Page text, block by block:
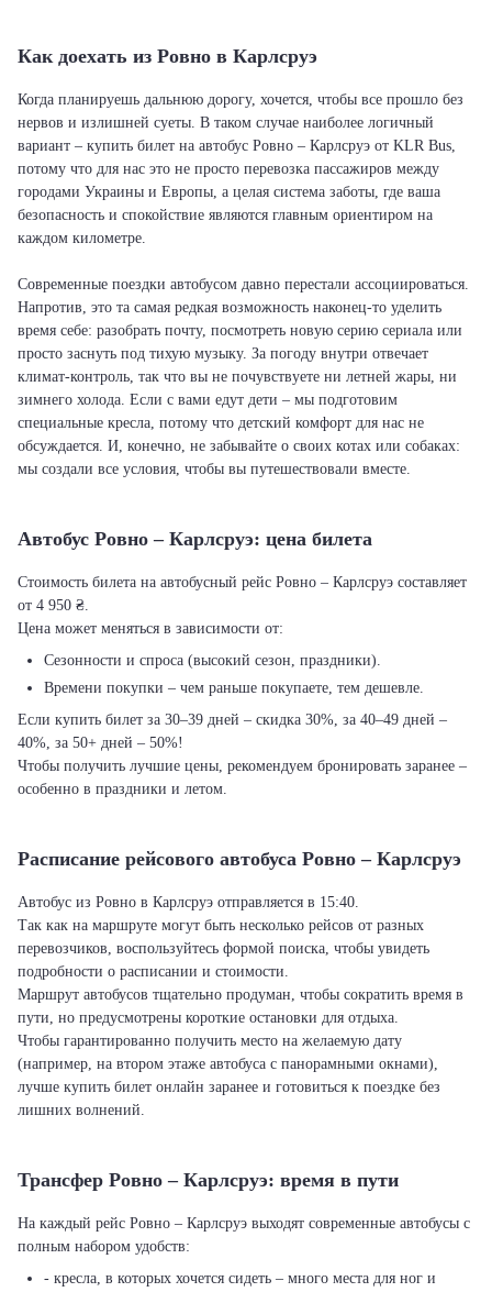
Как доехать из Ровно в Карлсруэ
Когда планируешь дальнюю дорогу, хочется, чтобы все прошло без
нервов и излишней суеты. В таком случае наиболее логичный
вариант – купить билет на автобус Ровно – Карлсруэ от KLR Bus,
потому что для нас это не просто перевозка пассажиров между
городами Украины и Европы, а целая система заботы, где ваша
безопасность и спокойствие являются главным ориентиром на
каждом километре.
Современные поездки автобусом давно перестали ассоциироваться.
Напротив, это та самая редкая возможность наконец-то уделить
время себе: разобрать почту, посмотреть новую серию сериала или
просто заснуть под тихую музыку. За погоду внутри отвечает
климат-контроль, так что вы не почувствуете ни летней жары, ни
зимнего холода. Если с вами едут дети – мы подготовим
специальные кресла, потому что детский комфорт для нас не
обсуждается. И, конечно, не забывайте о своих котах или собаках:
мы создали все условия, чтобы вы путешествовали вместе.
Автобус Ровно – Карлсруэ: цена билета
Стоимость билета на автобусный рейс Ровно – Карлсруэ составляет
от 4 950 ₴.
Цена может меняться в зависимости от:
Сезонности и спроса (высокий сезон, праздники).
Времени покупки – чем раньше покупаете, тем дешевле.
Если купить билет за 30–39 дней – скидка 30%, за 40–49 дней –
40%, за 50+ дней – 50%!
Чтобы получить лучшие цены, рекомендуем бронировать заранее –
особенно в праздники и летом.
Расписание рейсового автобуса Ровно – Карлсруэ
Автобус из Ровно в Карлсруэ отправляется в 15:40.
Так как на маршруте могут быть несколько рейсов от разных
перевозчиков, воспользуйтесь формой поиска, чтобы увидеть
подробности о расписании и стоимости.
Маршрут автобусов тщательно продуман, чтобы сократить время в
пути, но предусмотрены короткие остановки для отдыха.
Чтобы гарантированно получить место на желаемую дату
(например, на втором этаже автобуса с панорамными окнами),
лучше купить билет онлайн заранее и готовиться к поездке без
лишних волнений.
Трансфер Ровно – Карлсруэ: время в пути
На каждый рейс Ровно – Карлсруэ выходят современные автобусы с
полным набором удобств:
- кресла, в которых хочется сидеть – много места для ног и